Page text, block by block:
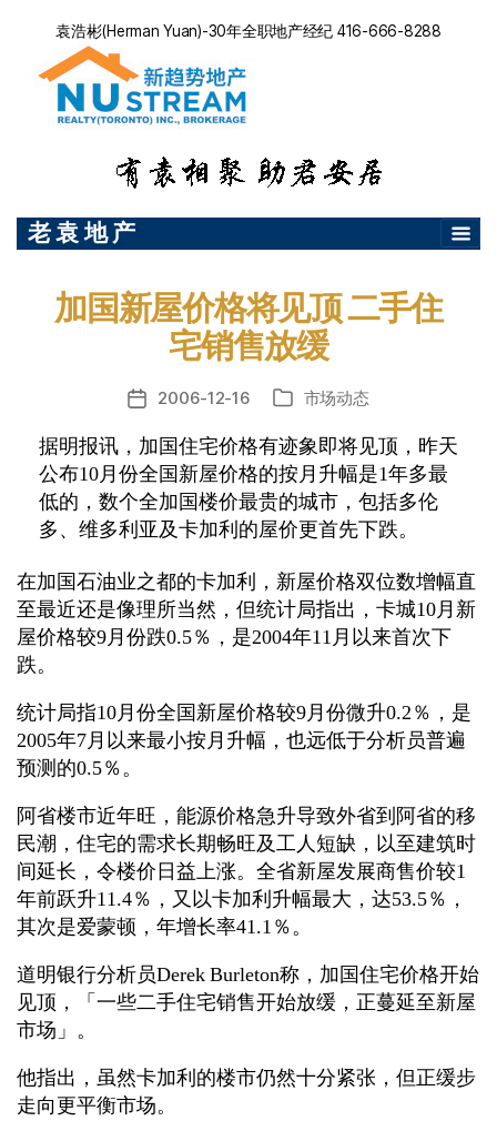
袁浩彬(Herman Yuan)-30年全职地产经纪 416-666-8288
老 袁 地 产
加国新屋价格将见顶 二手住
宅销售放缓
发
日
期
2006-12-16
分 市场动态
据明报讯，加国住宅价格有迹象即将见顶，昨天
公布10月份全国新屋价格的按月升幅是1年多最
低的，数个全加国楼价最贵的城市，包括多伦
多、维多利亚及卡加利的屋价更首先下跌。
在加国石油业之都的卡加利，新屋价格双位数增幅直
至最近还是像理所当然，但统计局指出，卡城10月新
屋价格较9月份跌0.5％，是2004年11月以来首次下
跌。
统计局指10月份全国新屋价格较9月份微升0.2％，是
2005年7月以来最小按月升幅，也远低于分析员普遍
预测的0.5％。
阿省楼市近年旺，能源价格急升导致外省到阿省的移
民潮，住宅的需求长期畅旺及工人短缺，以至建筑时
间延长，令楼价日益上涨。全省新屋发展商售价较1
年前跃升11.4％，又以卡加利升幅最大，达53.5％，
其次是爱蒙顿，年增长率41.1％。
道明银行分析员Derek Burleton称，加国住宅价格开始
见顶，「一些二手住宅销售开始放缓，正蔓延至新屋
市场」。
他指出，虽然卡加利的楼市仍然十分紧张，但正缓步
走向更平衡市场。